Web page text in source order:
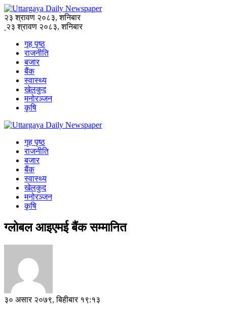
२३ श्रावण २०८३, शनिबार
२३ श्रावण २०८३, शनिबार
गृह पृष्ठ
राजनीति
बजार
बैंक
स्वास्थ्य
खेलकुद
मनोरञ्जन
कृषि
गृह पृष्ठ
राजनीति
बजार
बैंक
स्वास्थ्य
खेलकुद
मनोरञ्जन
कृषि
ग्लोबल आइएमई बैंक सम्मानित
३० असार २०७९, बिहीबार १९:१३